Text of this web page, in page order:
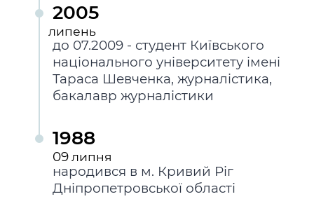
2005
липень
до 07.2009 - студент Київського
національного університету імені
Тараса Шевченка, журналістика,
бакалавр журналістики
1988
09 липня
народився в м. Кривий Ріг
Дніпропетровської області